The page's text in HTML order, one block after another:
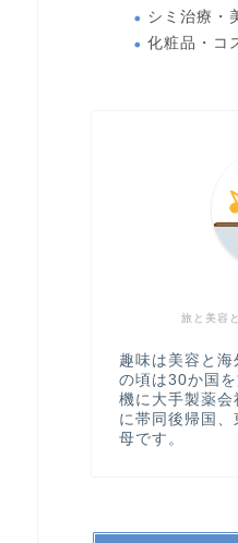
シミ治療・
化粧品・コ
旅と美容
趣味は美容と
の頃は30か国
機に大手製薬
に帯同後帰国
母です。